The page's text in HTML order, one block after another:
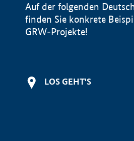
Auf der folgenden
finden Sie konkrete
GRW-Projekte!
LOS GEHT'S